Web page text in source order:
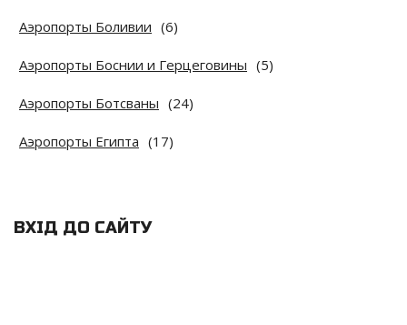
Аэропорты Боливии (6)
Аэропорты Боснии и Герцеговины (5)
Аэропорты Ботсваны (24)
Аэропорты Египта (17)
ВХІД ДО САЙТУ